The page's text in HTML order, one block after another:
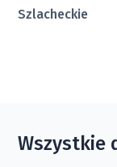
Szlacheckie
Wszystkie